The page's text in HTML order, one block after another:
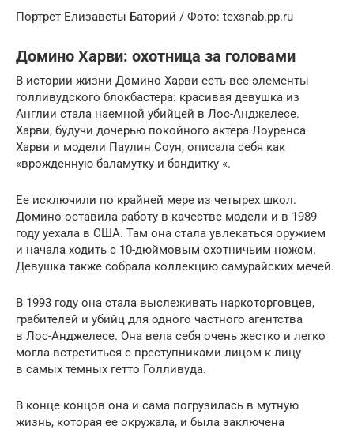
Портрет Елизаветы Баторий / Фото: texsnab.pp.ru
Домино Харви: охотница за головами
В истории жизни Домино Харви есть все элементы
голливудского блокбастера: красивая девушка из
Англии стала наемной убийцей в Лос-Анджелесе.
Харви, будучи дочерью покойного актера Лоуренса
Харви и модели Паулин Соун, описала себя как
«врожденную баламутку и бандитку «.
Ее исключили по крайней мере из четырех школ.
Домино оставила работу в качестве модели и в 1989
году уехала в США. Там она стала увлекаться оружием
и начала ходить с 10-дюймовым охотничьим ножом.
Девушка также собрала коллекцию самурайских мечей.
В 1993 году она стала выслеживать наркоторговцев,
грабителей и убийц для одного частного агентства
в Лос-Анджелесе. Она вела себя очень жестко и легко
могла встретиться с преступниками лицом к лицу
в самых темных гетто Голливуда.
В конце концов она и сама погрузилась в мутную
жизнь, которая ее окружала, и была заключена